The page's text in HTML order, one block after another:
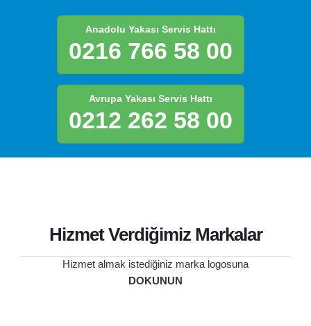
Anadolu Yakası Servis Hattı
0216 766 58 00
Avrupa Yakası Servis Hattı
0212 262 58 00
Hizmet Verdiğimiz Markalar
Hizmet almak istediğiniz marka logosuna
DOKUNUN